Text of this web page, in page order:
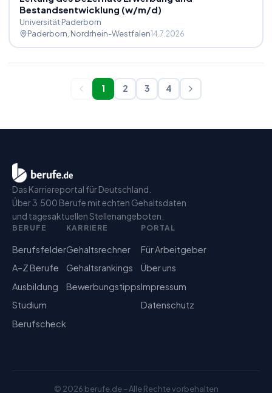
Bestandsentwicklung (w/m/d)
Universität Paderborn
Paderborn , Nordrhein-Westfalen14.7.2026
1 2 3 4
Das Karriereportal für Deutschland.
Über 3.500 Berufe mit echten Gehaltsdaten
und tagesaktuellen Stellenangeboten.
BERUFE
Berufsfelder
A–Z Berufe
Ausbildung
Studium
Berufscheck
KARRIERE
Gehaltsrechner
Gehaltsrankings
Bewerbungstipps
PORTAL
Für Arbeitgeber
Über uns
Impressum
Datenschutz
© 2026 berufe.de – Alle Rechte vorbehalten